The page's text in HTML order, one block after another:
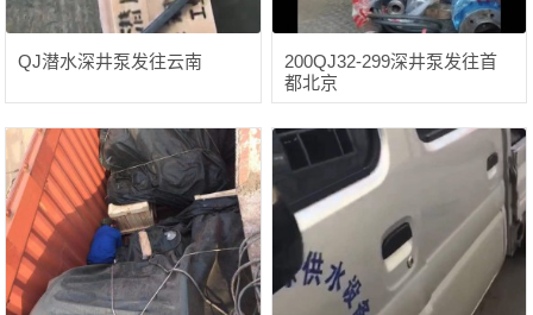
QJ潜水深井泵发往云南
200QJ32-299深井泵发往首
都北京